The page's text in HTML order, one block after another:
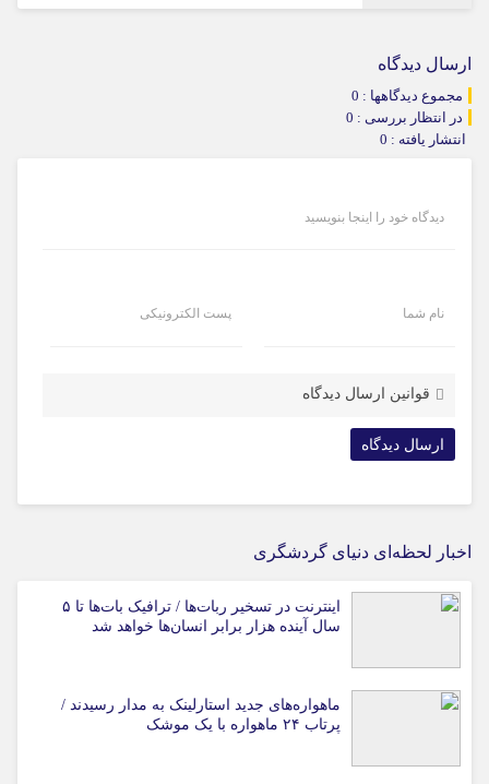
ارسال دیدگاه
مجموع دیدگاهها : 0
در انتظار بررسی : 0
انتشار یافته : 0
دیدگاه خود را اینجا بنویسید
نام شما پست الکترونیکی
قوانین ارسال دیدگاه
اخبار لحظه‌ای دنیای گردشگری
اینترنت در تسخیر ربات‌ها / ترافیک بات‌ها تا ۵
سال آینده هزار برابر انسان‌ها خواهد شد
ماهواره‌های جدید استارلینک به مدار رسیدند /
پرتاب ۲۴ ماهواره با یک موشک